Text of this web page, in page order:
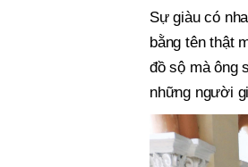
Sự giàu có
bằng tên thật
đồ sộ mà ông
những người